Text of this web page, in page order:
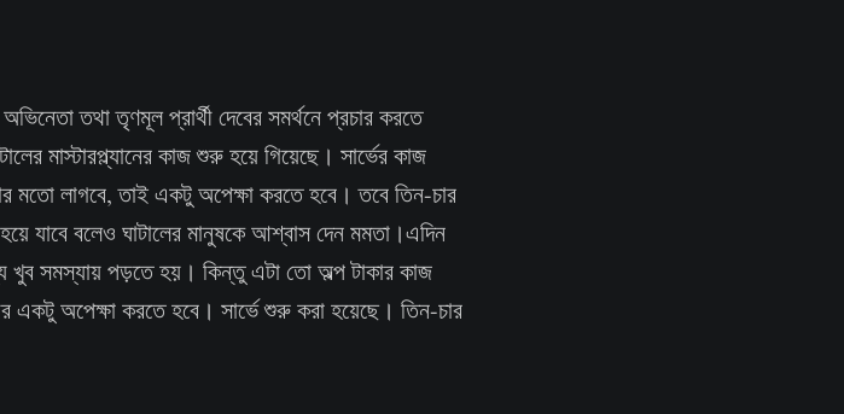
তথা তৃণমূল প্রার্থী দেবের সমর্থনে প্রচার করতে
মাস্টারপ্ল্যানের কাজ শুরু হয়ে গিয়েছে। সার্ভের কাজ
মতো লাগবে, তাই একটু অপেক্ষা করতে হবে। তবে তিন-চার
যাবে বলেও ঘাটালের মানুষকে আশ্বাস দেন মমতা।এদিন
খুব সমস্যায় পড়তে হয়। কিন্তু এটা তো অল্প টাকার কাজ
অপেক্ষা করতে হবে। সার্ভে শুরু করা হয়েছে। তিন-চার